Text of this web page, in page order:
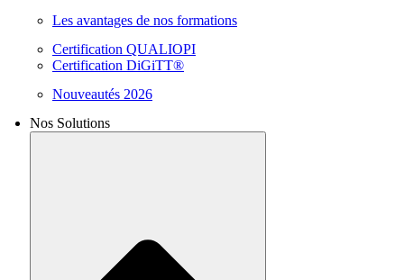
Les avantages de nos formations
Certification QUALIOPI
Certification DiGiTT®
Nouveautés 2026
Nos Solutions